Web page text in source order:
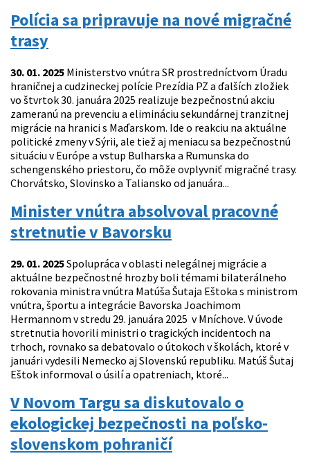
Polícia sa pripravuje na nové migračné
trasy
30. 01. 2025 Ministerstvo vnútra SR prostredníctvom Úradu
hraničnej a cudzineckej polície Prezídia PZ a ďalších zložiek
vo štvrtok 30. januára 2025 realizuje bezpečnostnú akciu
zameranú na prevenciu a elimináciu sekundárnej tranzitnej
migrácie na hranici s Maďarskom. Ide o reakciu na aktuálne
politické zmeny v Sýrii, ale tiež aj meniacu sa bezpečnostnú
situáciu v Európe a vstup Bulharska a Rumunska do
schengenského priestoru, čo môže ovplyvniť migračné trasy.
Chorvátsko, Slovinsko a Taliansko od januára...
Minister vnútra absolvoval pracovné
stretnutie v Bavorsku
29. 01. 2025Spolupráca v oblasti nelegálnej migrácie a
aktuálne bezpečnostné hrozby boli témami bilaterálneho
rokovania ministra vnútra Matúša Šutaja Eštoka s ministrom
vnútra, športu a integrácie Bavorska Joachimom
Hermannom v stredu 29. januára 2025 v Mníchove. V úvode
stretnutia hovorili ministri o tragických incidentoch na
trhoch, rovnako sa debatovalo o útokoch v školách, ktoré v
januári vydesili Nemecko aj Slovenskú republiku. Matúš Šutaj
Eštok informoval o úsilí a opatreniach, ktoré...
V Novom Targu sa diskutovalo o
ekologickej bezpečnosti na poľsko-
slovenskom pohraničí